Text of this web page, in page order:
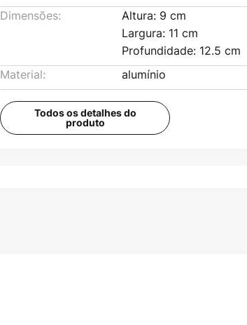
Dimensões:
Altura: 9 cm
Largura: 11 cm
Profundidade: 12.5 cm
Material:
alumínio
Todos os detalhes do
produto